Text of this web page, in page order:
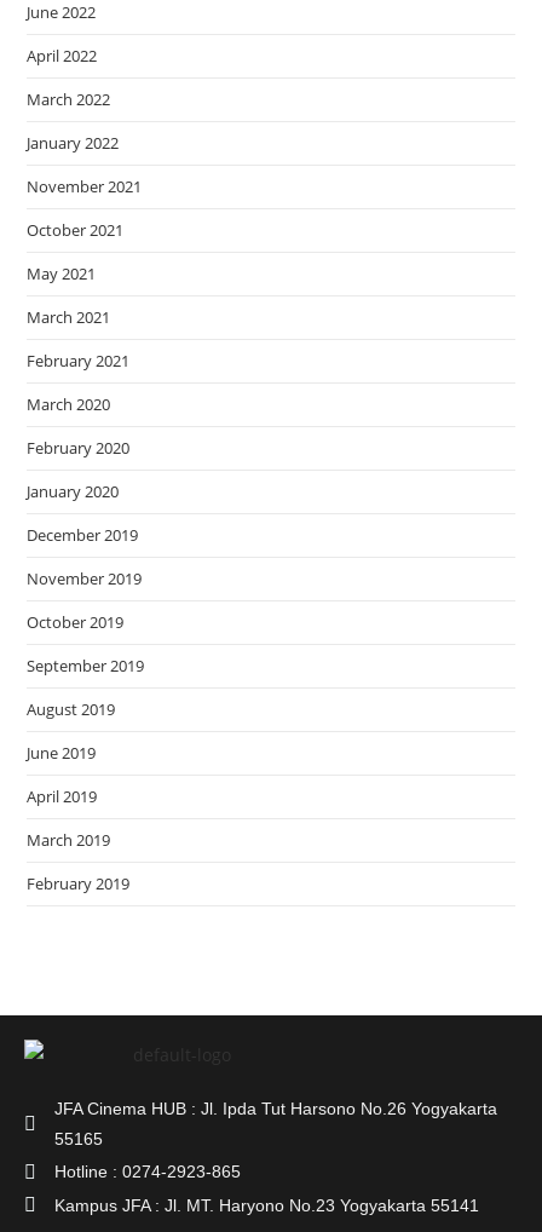
June 2022
April 2022
March 2022
January 2022
November 2021
October 2021
May 2021
March 2021
February 2021
March 2020
February 2020
January 2020
December 2019
November 2019
October 2019
September 2019
August 2019
June 2019
April 2019
March 2019
February 2019
JFA Cinema HUB : Jl. Ipda Tut Harsono No.26 Yogyakarta
55165
Hotline : 0274-2923-865
Kampus JFA : Jl. MT. Haryono No.23 Yogyakarta 55141